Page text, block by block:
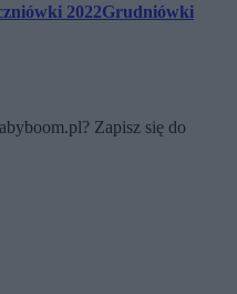
2022Grudniówki
Zapisz się do